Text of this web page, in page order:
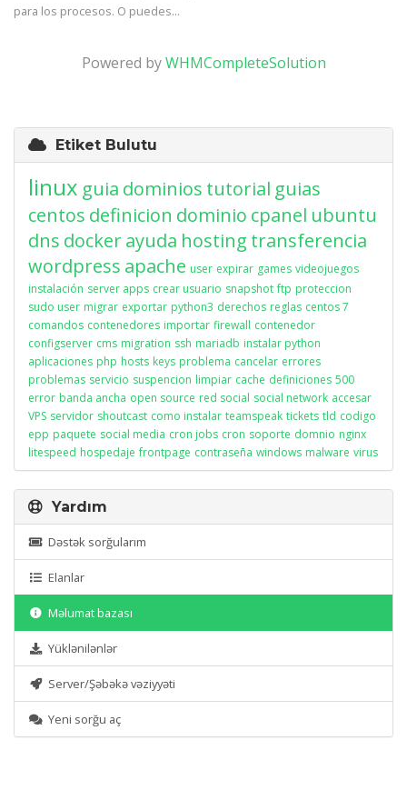
para los procesos. O puedes...
Powered byWHMCompleteSolution
Etiket Bulutu
linux guia dominios tutorial guias
centos definicion dominio cpanel ubuntu
dns dockerayuda hosting transferencia
wordpress apache user expirar games videojuegos
instalación server apps crear usuario snapshot ftp proteccion
sudo user migrar exportar python3 derechos reglas centos 7
comandos contenedores importar firewall contenedor
configserver cms migration ssh mariadb instalar python
aplicaciones php hosts keys problema cancelar errores
problemas servicio suspencion limpiar cache definiciones 500
error banda ancha open source red social social network accesar
VPS servidor shoutcast como instalar teamspeak tickets tld codigo
epp paquete social media cron jobs cron soporte domnio nginx
litespeed hospedaje frontpage contraseña windows malware virus
Yardım
Dəstək sorğularım
Elanlar
Məlumat bazası
Yüklənilənlər
Server/Şəbəkə vəziyyəti
Yeni sorğu aç